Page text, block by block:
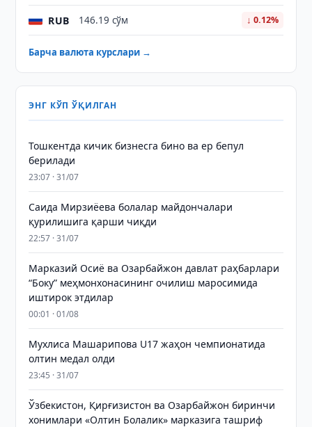
RUB 146.19 сўм ↓ 0.12%
Барча валюта курслари →
ЭНГ КЎП ЎҚИЛГАН
Тошкентда кичик бизнесга бино ва ер бепул
берилади
23:07 · 31/07
Саида Мирзиёева болалар майдончалари
қурилишига қарши чиқди
22:57 · 31/07
Марказий Осиё ва Озарбайжон давлат раҳбарлари
“Боку” меҳмонхонасининг очилиш маросимида
иштирок этдилар
00:01 · 01/08
Мухлиса Машарипова U17 жаҳон чемпионатида
олтин медал олди
23:45 · 31/07
Ўзбекистон, Қирғизистон ва Озарбайжон биринчи
хонимлари «Олтин Болалик» марказига ташриф